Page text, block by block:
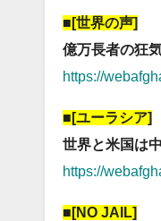
■[世界の声]
億万長者の狂
https://
■[ユーラシア]
世界と米国は
https://
■[NO JAIL]